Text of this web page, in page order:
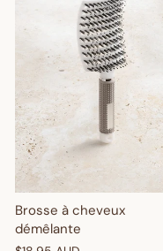
Brosse à cheveux
démêlante